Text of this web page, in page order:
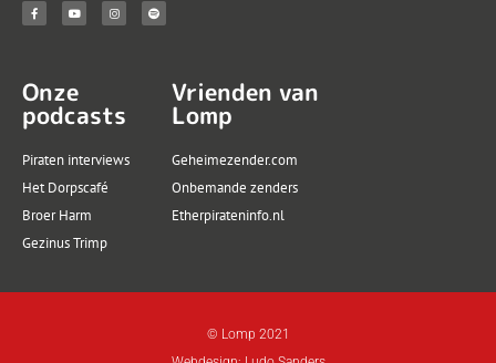
Onze
podcasts
Piraten interviews
Het Dorpscafé
Broer Harm
Gezinus Trimp
Vrienden van
Lomp
Geheimezender.com
Onbemande zenders
Etherpirateninfo.nl
© Lomp 2021